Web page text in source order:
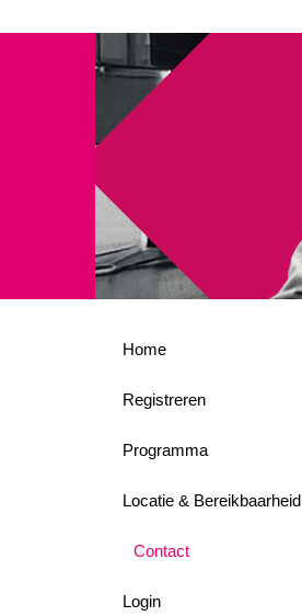
Home
Registreren
Programma
Locatie & Bereikbaarheid
Contact
Login